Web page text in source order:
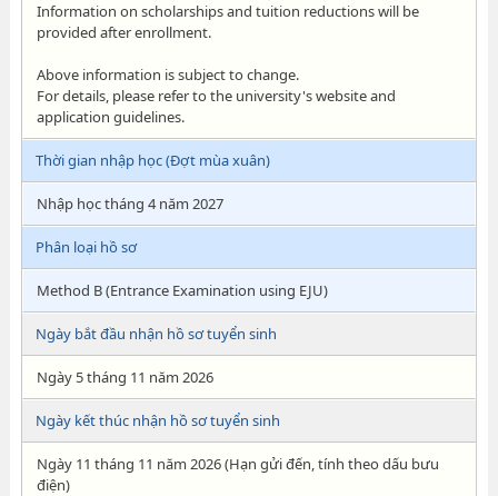
Information on scholarships and tuition reductions will be
provided after enrollment.
Above information is subject to change.
For details, please refer to the university's website and
application guidelines.
Thời gian nhập học (Đợt mùa xuân)
Nhập học tháng 4 năm 2027
Phân loại hồ sơ
Method B (Entrance Examination using EJU)
Ngày bắt đầu nhận hồ sơ tuyển sinh
Ngày 5 tháng 11 năm 2026
Ngày kết thúc nhận hồ sơ tuyển sinh
Ngày 11 tháng 11 năm 2026 (Hạn gửi đến, tính theo dấu bưu
điện)